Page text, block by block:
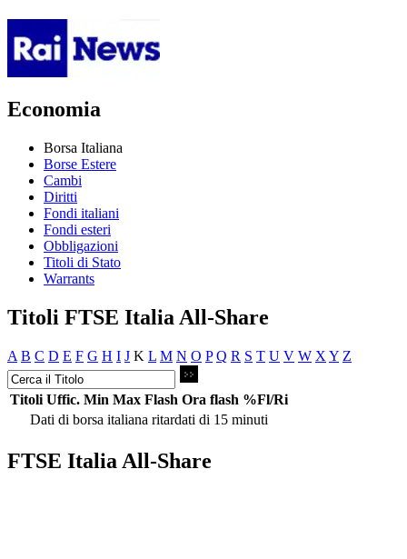
Economia
Borsa Italiana
Borse Estere
Cambi
Diritti
Fondi italiani
Fondi esteri
Obbligazioni
Titoli di Stato
Warrants
Titoli FTSE Italia All-Share
A B C D E F G H I J K L M N O P Q R S T U V W X Y Z
Titoli Uffic. Min Max Flash Ora flash %Fl/Ri
Dati di borsa italiana ritardati di 15 minuti
FTSE Italia All-Share